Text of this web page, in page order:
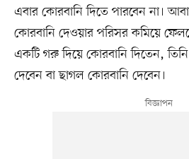
এবার কোরবানি দিতে পারবেন না।
কোরবানি দেওয়ার পরিসর কমিয়ে
একটি গরু দিয়ে কোরবানি দিতেন,
দেবেন বা ছাগল কোরবানি দেবেন।